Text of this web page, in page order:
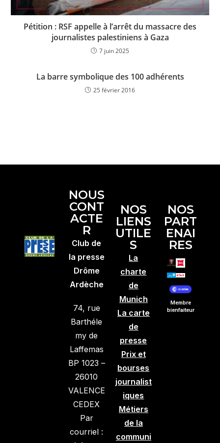
Pétition : RSF appelle à l’arrêt du massacre des
journalistes palestiniens à Gaza
7 juin 2025
La barre symbolique des 100 adhérents
25 février 2016
NOUS
CONT
ACTE
R
Club de
la presse
Drôme
Ardèche
74, rue
Barthéle
my de
Laffemas
BP 1023 –
26010
VALENCE
CEDEX
Par
courriel :
NOS
LIENS
UTILE
S
La
charte
de
Munich
La carte
de
presse
Prix et
bourses
journalist
iques
Métiers
de la
communi
NOS
PART
ENAI
RES
Membre
bienfaiteur